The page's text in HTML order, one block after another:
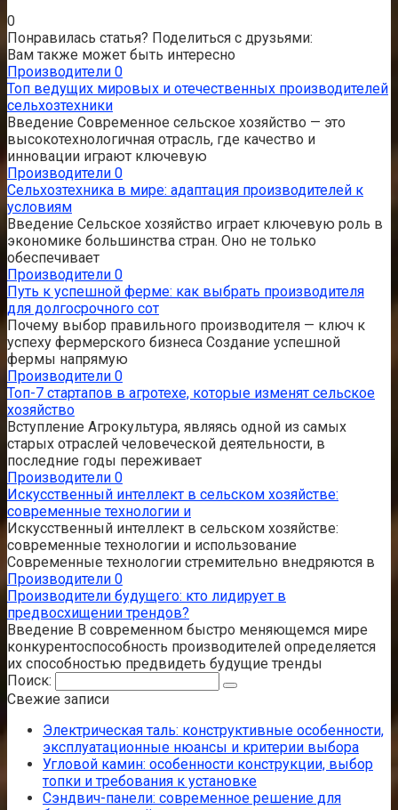
0
Понравилась статья? Поделиться с друзьями:
Вам также может быть интересно
Производители 0
Топ ведущих мировых и отечественных производителей
сельхозтехники
Введение Современное сельское хозяйство — это
высокотехнологичная отрасль, где качество и
инновации играют ключевую
Производители 0
Сельхозтехника в мире: адаптация производителей к
условиям
Введение Сельское хозяйство играет ключевую роль в
экономике большинства стран. Оно не только
обеспечивает
Производители 0
Путь к успешной ферме: как выбрать производителя
для долгосрочного сот
Почему выбор правильного производителя — ключ к
успеху фермерского бизнеса Создание успешной
фермы напрямую
Производители 0
Топ-7 стартапов в агротехе, которые изменят сельское
хозяйство
Вступление Агрокультура, являясь одной из самых
старых отраслей человеческой деятельности, в
последние годы переживает
Производители 0
Искусственный интеллект в сельском хозяйстве:
современные технологии и
Искусственный интеллект в сельском хозяйстве:
современные технологии и использование
Современные технологии стремительно внедряются в
Производители 0
Производители будущего: кто лидирует в
предвосхищении трендов?
Введение В современном быстро меняющемся мире
конкурентоспособность производителей определяется
их способностью предвидеть будущие тренды
Поиск:
Свежие записи
Электрическая таль: конструктивные особенности,
эксплуатационные нюансы и критерии выбора
Угловой камин: особенности конструкции, выбор
топки и требования к установке
Сэндвич-панели: современное решение для